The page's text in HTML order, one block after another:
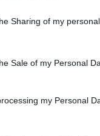
Sharing of my personal
Sale of my Personal
my Personal